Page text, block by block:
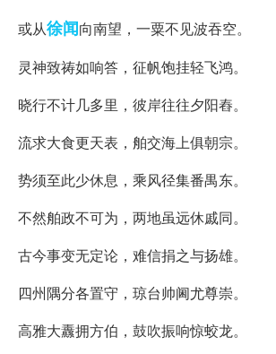
或从徐闻向南望，一粟不见波吞空。
灵神致祷如响答，征帆饱挂轻飞鸿。
晓行不计几多里，彼岸往往夕阳舂。
流求大食更天表，舶交海上俱朝宗。
势须至此少休息，乘风径集番禺东。
不然舶政不可为，两地虽远休戚同。
古今事变无定论，难信捐之与扬雄。
四州隅分各置守，琼台帅阃尤尊崇。
高雅大纛拥方伯，鼓吹振响惊蛟龙。